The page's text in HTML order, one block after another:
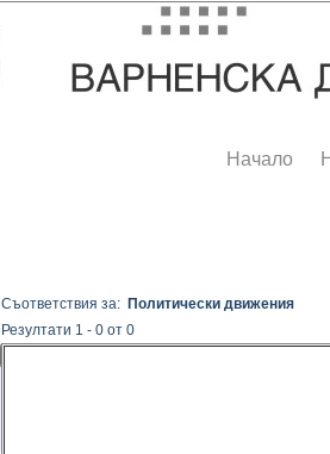
Начало
Съответствия за: Политически движения
Резултати 1 - 0 от 0